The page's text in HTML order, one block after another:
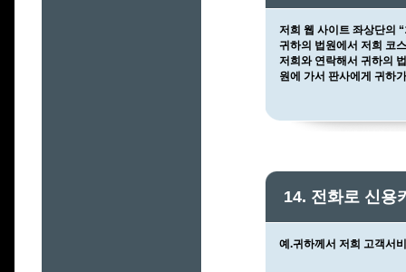
저희 웹 사이트 좌상단의
귀하의 법원에서 저희 코
저희와 연락해서 귀하의
원에 가서 판사에게 귀하
14. 전화로 신용
예.귀하께서 저희 고객서